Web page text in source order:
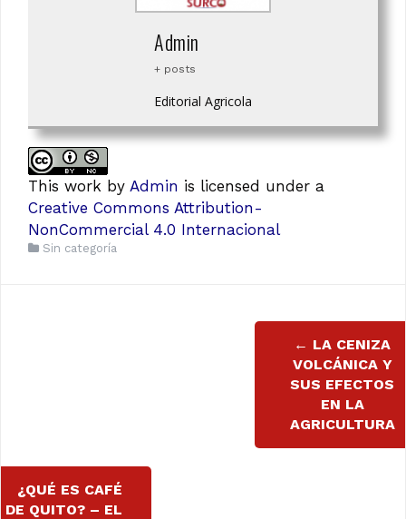
Admin
+ posts
Editorial Agricola
This work by Admin is licensed under a
Creative Commons Attribution-
NonCommercial 4.0 Internacional
Sin categoría
← LA CENIZA
VOLCÁNICA Y
SUS EFECTOS
EN LA
AGRICULTURA
¿QUÉ ES CAFÉ
DE QUITO? – EL